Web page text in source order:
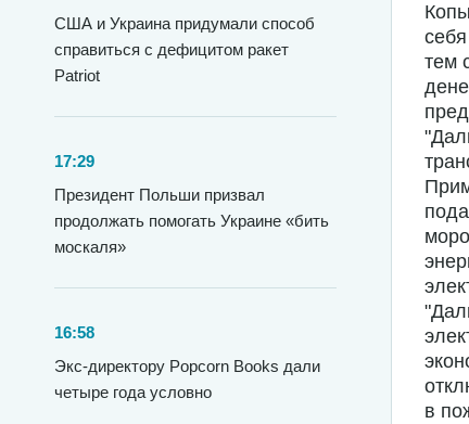
США и Украина придумали способ
справиться с дефицитом ракет
Patriot
17:29
Президент Польши призвал
продолжать помогать Украине «бить
москаля»
16:58
Экс-директору Popcorn Books дали
четыре года условно
тем
в